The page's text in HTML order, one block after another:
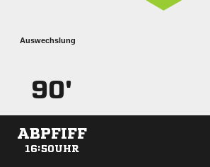
Auswechslung
90'
ABPFIFF
16:50UHR